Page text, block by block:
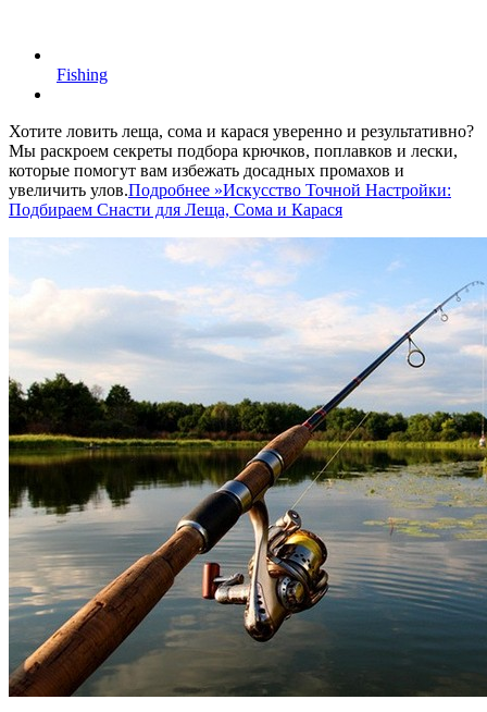
Fishing
Хотите ловить леща, сома и карася уверенно и результативно?
Мы раскроем секреты подбора крючков, поплавков и лески,
которые помогут вам избежать досадных промахов и
увеличить улов.Подробнее »Искусство Точной Настройки:
Подбираем Снасти для Леща, Сома и Карася